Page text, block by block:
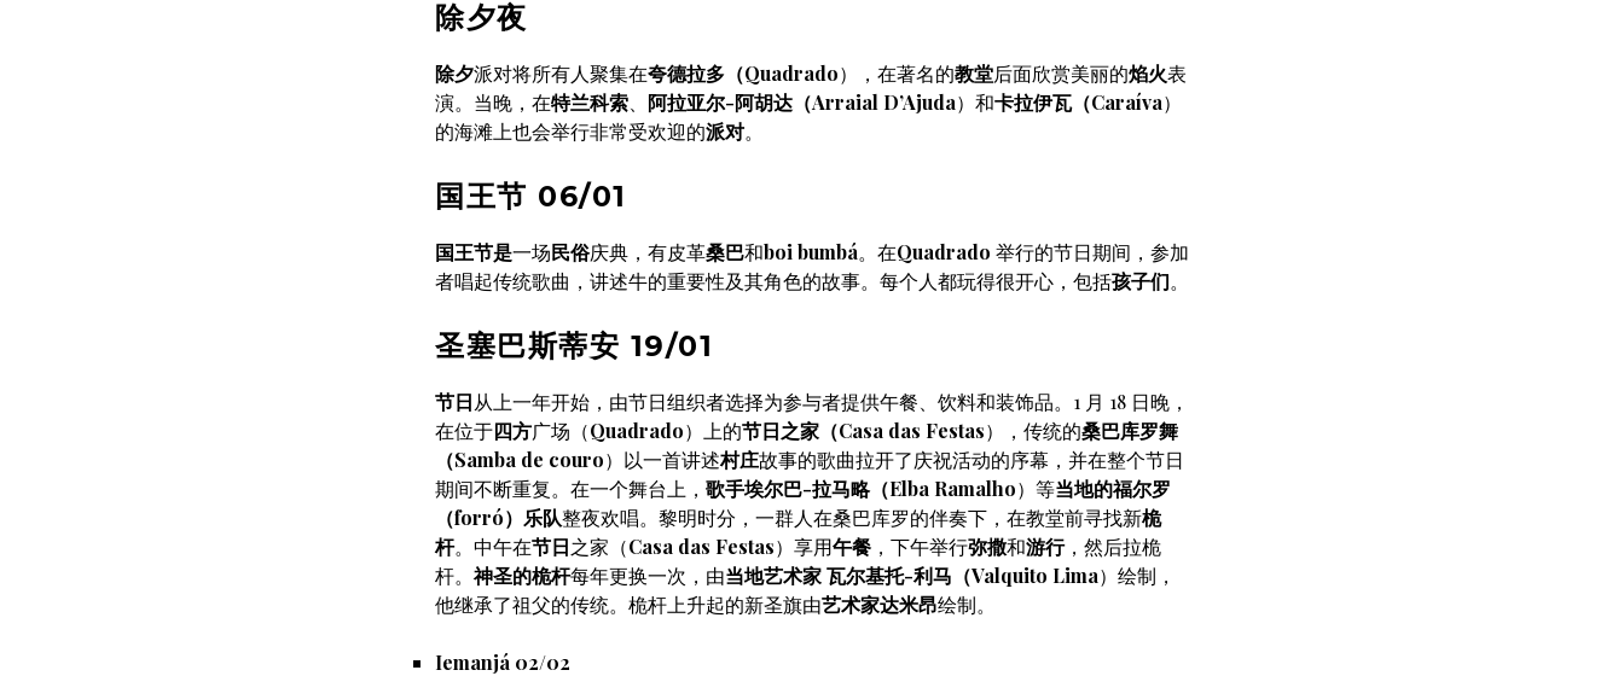
除夕夜
除夕派对将所有人聚集在夸德拉多（Quadrado），在著名的教堂后面欣赏美丽的焰火表
演。当晚，在特兰科索 阿拉亚尔-阿胡达（Arraial D’Ajuda）和卡拉伊瓦（Caraíva）
的海滩上也会举行非常受欢迎的派对。
国王节 06/01
国王节是一场民俗庆典，有皮革桑巴和boi bumbá。在Quadrado 举行的节日期间，参加
者唱起传统歌曲，讲述牛的重要性及其角色的故事。每个人都玩得很开心，包括孩子们。
圣塞巴斯蒂安 19/01
节日从上一年开始，由节日组织者选择为参与者提供午餐、饮料和装饰品。1 月 18 日晚，
在位于四方广场（Quadrado）上的节日之家（Casa das Festas），传统的桑巴库罗舞
（Samba de couro）以一首讲述村庄故事的歌曲拉开了庆祝活动的序幕，并在整个节日
期间不断重复。在一个舞台上， 歌手埃尔巴-拉马略（Elba Ramalho）等当地的福尔罗
（forró）乐队整夜欢唱。黎明时分，一群人在桑巴库罗的伴奏下，在教堂前寻找新桅
杆。中午在节日之家（Casa das Festas）享用午餐 ，下午举行弥撒和游行，然后拉桅
杆。神圣的桅杆每年更换一次，由当地艺术家瓦尔基托-利马（Valquito Lima）绘制，
他继承了祖父的传统。桅杆上升起的新圣旗由艺术家达米昂绘制。
Iemanjá 02/02